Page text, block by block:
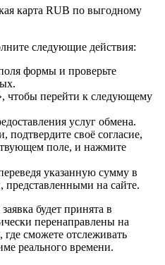
карта RUB по выгодному
следующие действия:
формы и проверьте
чтобы перейти к следующему
услуг обмена.
подтвердите своё согласие,
поле, и нажмите
указанную сумму в
представленными на сайте.
будет принята в
перенаправлены на
сможете отслеживать
реального времени.